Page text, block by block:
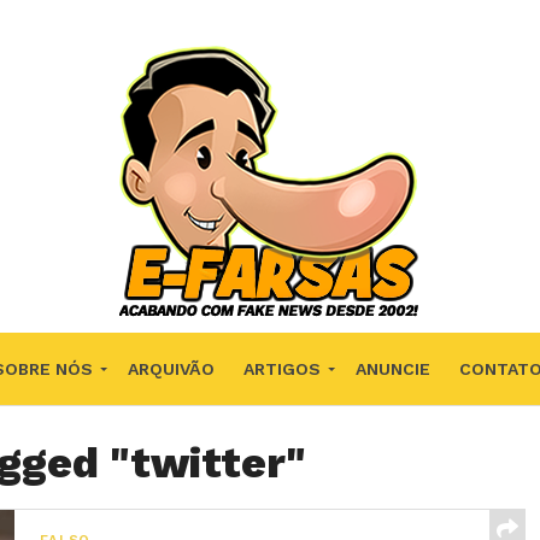
NÓS ARQUIVÃO ARTIGOS ANUNCIE CONTATO
"twitter"